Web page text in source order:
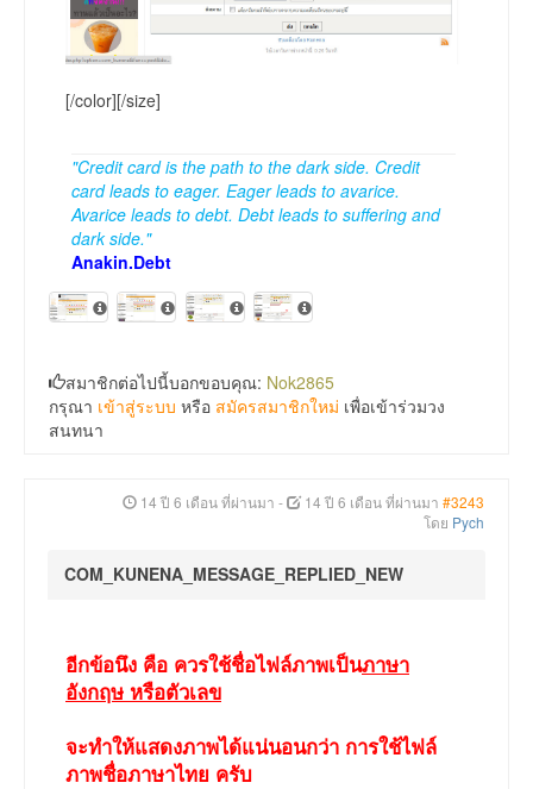
[/color][/size]
"Credit card is the path to the dark side. Credit
card leads to eager. Eager leads to avarice.
Avarice leads to debt. Debt leads to suffering and
dark side."
Anakin.Debt
สมาชิกต่อไปนี้บอกขอบคุณ: Nok2865
กรุณา เข้าสู่ระบบ หรือ สมัครสมาชิกใหม่ เพื่อเข้าร่วมวง
สนทนา
14 ปี 6 เดือน ที่ผ่านมา - 14 ปี 6 เดือน ที่ผ่านมา #3243
โดย Pych
COM_KUNENA_MESSAGE_REPLIED_NEW
อีกข้อนึง คือ ควรใช้ชื่อไฟล์ภาพเป็นภาษา
อังกฤษ หรือตัวเลข
จะทำให้แสดงภาพได้แน่นอนกว่า การใช้ไฟล์
ภาพชื่อภาษาไทย ครับ